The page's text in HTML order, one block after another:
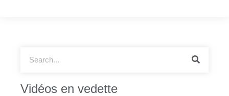
Vidéos en vedette